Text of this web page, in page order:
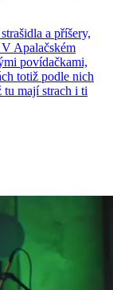
a příšery,
Apalačském
povídačkami,
totiž podle nich
tu mají strach i ti